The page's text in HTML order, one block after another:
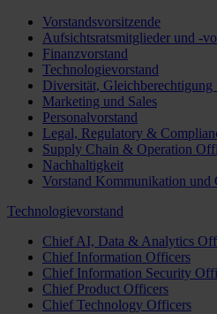
Vorstandsvorsitzende
Aufsichtsratsmitglieder und -
Finanzvorstand
Technologievorstand
Diversität,
Marketing und Sales
Personalvorstand
Legal, Regulatory &
Supply Chain & Operation
Nachhaltigkeit
Vorstand Kommunikation und
Technologievorstand
Chief AI, Data & Analytics
Chief Information Officers
Chief Information Security
Chief Product Officers
Chief Technology Officers